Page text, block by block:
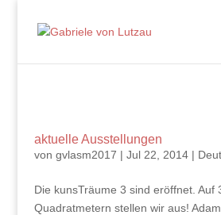
aktuelle Ausstellungen
von gvlasm2017 | Jul 22, 2014|
Die kunsTräume 3 sind eröffnet. Auf
Quadratmetern stellen wir aus!